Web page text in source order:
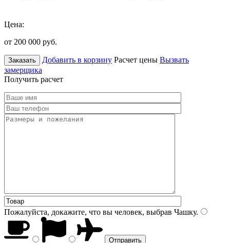
Цена:
от 200 000 руб.
Заказать Добавить в корзину Расчет цены Вызвать
замерщика
Получить расчет
Пожалуйста, докажите, что вы человек, выбрав Чашку.